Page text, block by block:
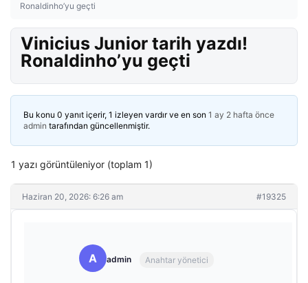
Ronaldinho’yu geçti
Vinicius Junior tarih yazdı!
Ronaldinho’yu geçti
Bu konu 0 yanıt içerir, 1 izleyen vardır ve en son 1 ay 2 hafta önce
admin tarafından güncellenmiştir.
1 yazı görüntüleniyor (toplam 1)
Haziran 20, 2026: 6:26 am #19325
A admin Anahtar yönetici